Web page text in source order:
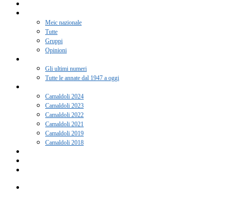
Meic nazionale
Tutte
Gruppi
Opinioni
Gli ultimi numeri
Tutte le annate dal 1947 a oggi
Camaldoli 2024
Camaldoli 2023
Camaldoli 2022
Camaldoli 2021
Camaldoli 2019
Camaldoli 2018